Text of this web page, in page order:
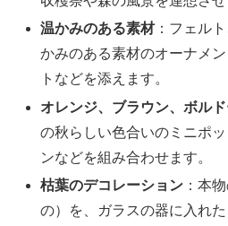
温かみのある素材：フェル
かみのある素材のオーナメ
トなどを添えます。
オレンジ、ブラウン、ボル
の秋らしい色合いのミニポ
ンなどを組み合わせます。
枯葉のデコレーション ：本
の）を、ガラスの器に入れ